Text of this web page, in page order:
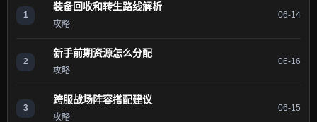
1
装备回收和转生路线解析
攻略
06-14
2
新手前期资源怎么分配
攻略
06-16
3
跨服战场阵容搭配建议
攻略
06-15